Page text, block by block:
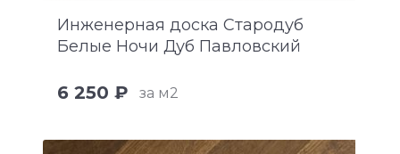
Инженерная доска Стародуб
Белые Ночи Дуб Павловский
6 250 ₽ за м2